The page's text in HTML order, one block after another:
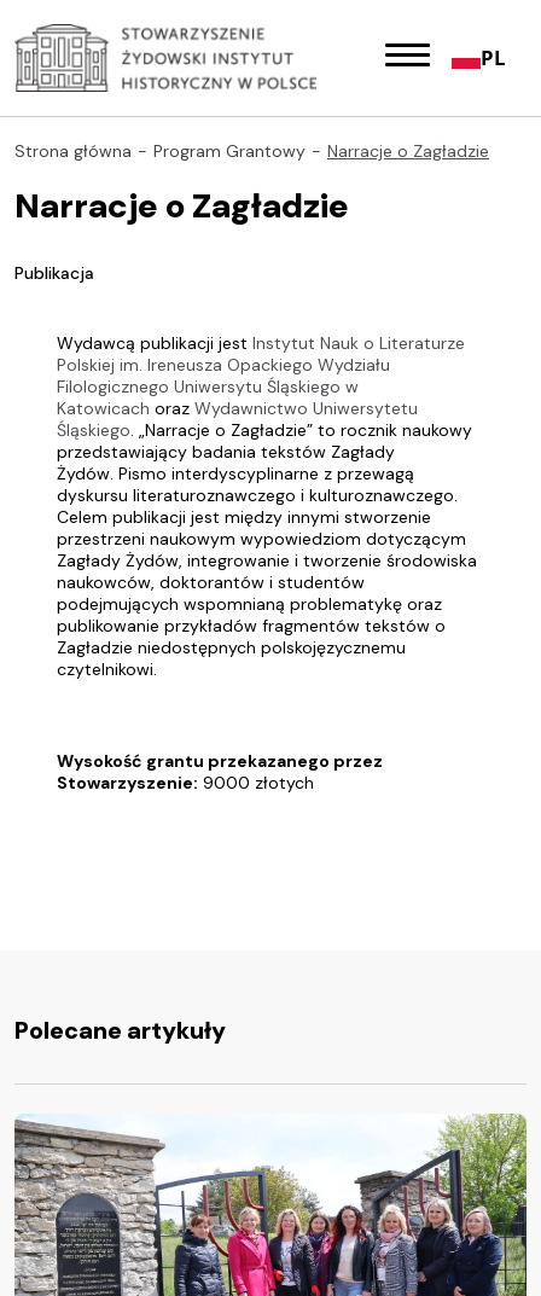
PL
Strona główna Program Grantowy Narracje o Zagładzie
Narracje o Zagładzie
Publikacja
Wydawcą publikacji jest Instytut Nauk o Literaturze
Polskiej im. Ireneusza Opackiego Wydziału
Filologicznego Uniwersytu Śląskiego w
Katowicach oraz Wydawnictwo Uniwersytetu
Śląskiego. „Narracje o Zagładzie” to rocznik naukowy
przedstawiający badania tekstów Zagłady
Żydów. Pismo interdyscyplinarne z przewagą
dyskursu literaturoznawczego i kulturoznawczego.
Celem publikacji jest między innymi stworzenie
przestrzeni naukowym wypowiedziom dotyczącym
Zagłady Żydów, integrowanie i tworzenie środowiska
naukowców, doktorantów i studentów
podejmujących wspomnianą problematykę oraz
publikowanie przykładów fragmentów tekstów o
Zagładzie niedostępnych polskojęzycznemu
czytelnikowi.
Wysokość grantu przekazanego przez
Stowarzyszenie: 9000 złotych
Polecane artykuły